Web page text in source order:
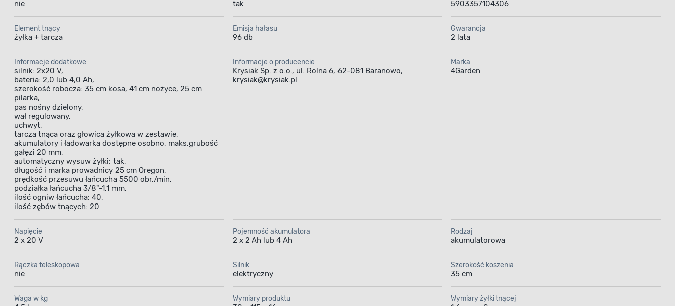
nie tak 5903357104306
Element tnący
żyłka + tarcza
Emisja hałasu
96 db
Gwarancja
2 lata
Informacje dodatkowe
silnik: 2x20 V,
bateria: 2,0 lub 4,0 Ah,
szerokość robocza: 35 cm kosa, 41 cm nożyce, 25 cm
pilarka,
pas nośny dzielony,
wał regulowany,
uchwyt,
tarcza tnąca oraz głowica żyłkowa w zestawie,
akumulatory i ładowarka dostępne osobno, maks.grubość
gałęzi 20 mm,
automatyczny wysuw żyłki: tak,
długość i marka prowadnicy 25 cm Oregon,
prędkość przesuwu łańcucha 5500 obr./min,
podziałka łańcucha 3/8"-1,1 mm,
ilość ogniw łańcucha: 40,
ilość zębów tnących: 20
Informacje o producencie
Krysiak Sp. z o.o., ul. Rolna 6, 62-081 Baranowo,
krysiak@krysiak.pl
Marka
4Garden
Napięcie
2 x 20 V
Pojemność akumulatora
2 x 2 Ah lub 4 Ah
Rodzaj
akumulatorowa
Rączka teleskopowa
nie
Silnik
elektryczny
Szerokość koszenia
35 cm
Waga w kg Wymiary produktu Wymiary żyłki tnącej